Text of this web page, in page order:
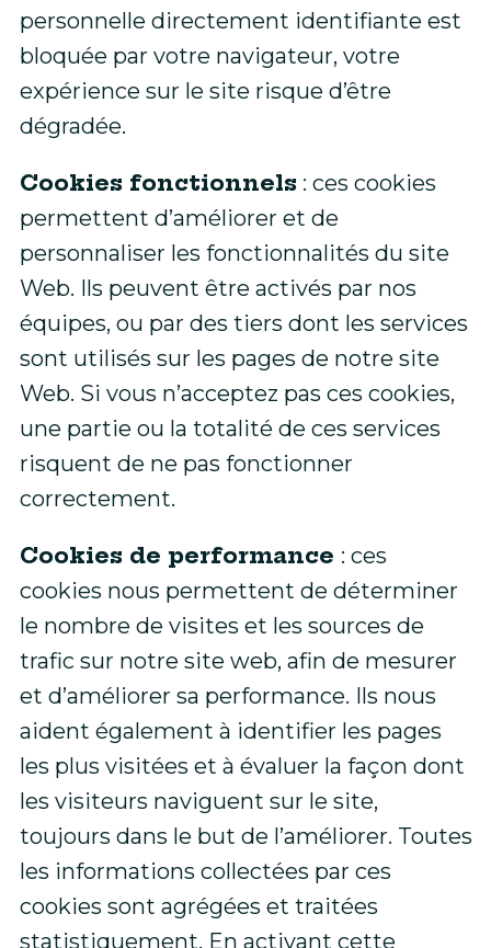
personnelle directement identifiante est
bloquée par votre navigateur, votre
expérience sur le site risque d’être
dégradée.
Cookies fonctionnels : ces cookies
permettent d’améliorer et de
personnaliser les fonctionnalités du site
Web. Ils peuvent être activés par nos
équipes, ou par des tiers dont les services
sont utilisés sur les pages de notre site
Web. Si vous n’acceptez pas ces cookies,
une partie ou la totalité de ces services
risquent de ne pas fonctionner
correctement.
Cookies de performance : ces
cookies nous permettent de déterminer
le nombre de visites et les sources de
trafic sur notre site web, afin de mesurer
et d’améliorer sa performance. Ils nous
aident également à identifier les pages
les plus visitées et à évaluer la façon dont
les visiteurs naviguent sur le site,
toujours dans le but de l’améliorer. Toutes
les informations collectées par ces
cookies sont agrégées et traitées
statistiquement. En activant cette